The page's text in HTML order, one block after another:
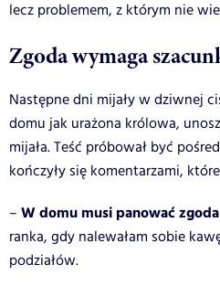
lecz problemem, z którym nie
Zgoda wymaga
Następne dni mijały w dziwnej
domu jak urażona królowa,
mijała. Teść próbował być
kończyły się komentarzami,
– W domu musi panować zgoda
ranka, gdy nalewałam sobie
podziałów.